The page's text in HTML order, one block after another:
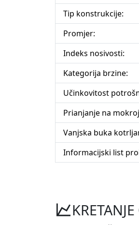
Tip konstrukcije:
Promjer:
Indeks nosivosti:
Kategorija brzine:
Učinkovitost
Prianjanje na
Vanjska buka
Informacijski list